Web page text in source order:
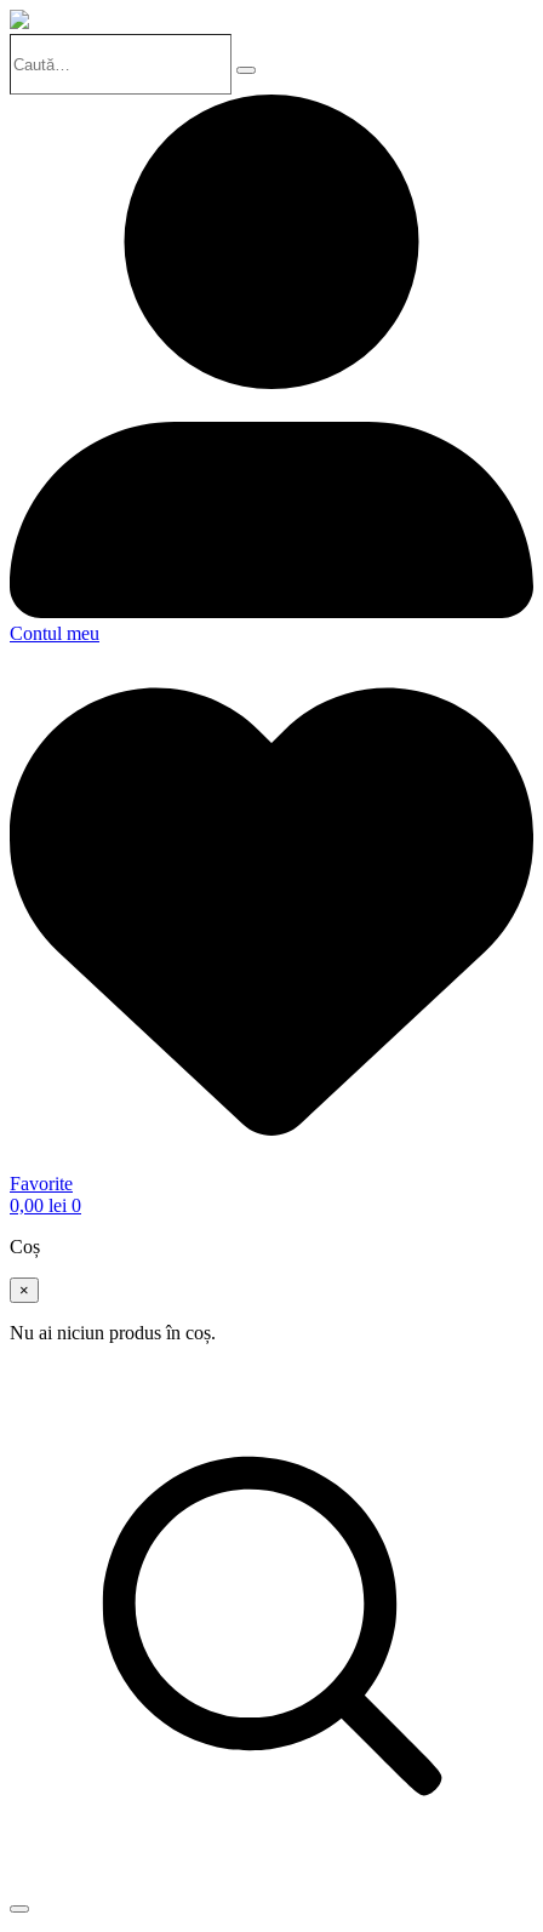
Search
Contul meu
Favorite
0,00 lei 0
Coș
×
Nu ai niciun produs în coș.